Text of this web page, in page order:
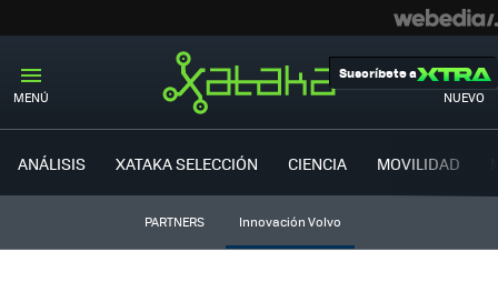
MENÚ NUEVO
Suscríbete a
ANÁLISIS XATAKA SELECCIÓN CIENCIA MOVILIDAD
PARTNERS Innovación Volvo